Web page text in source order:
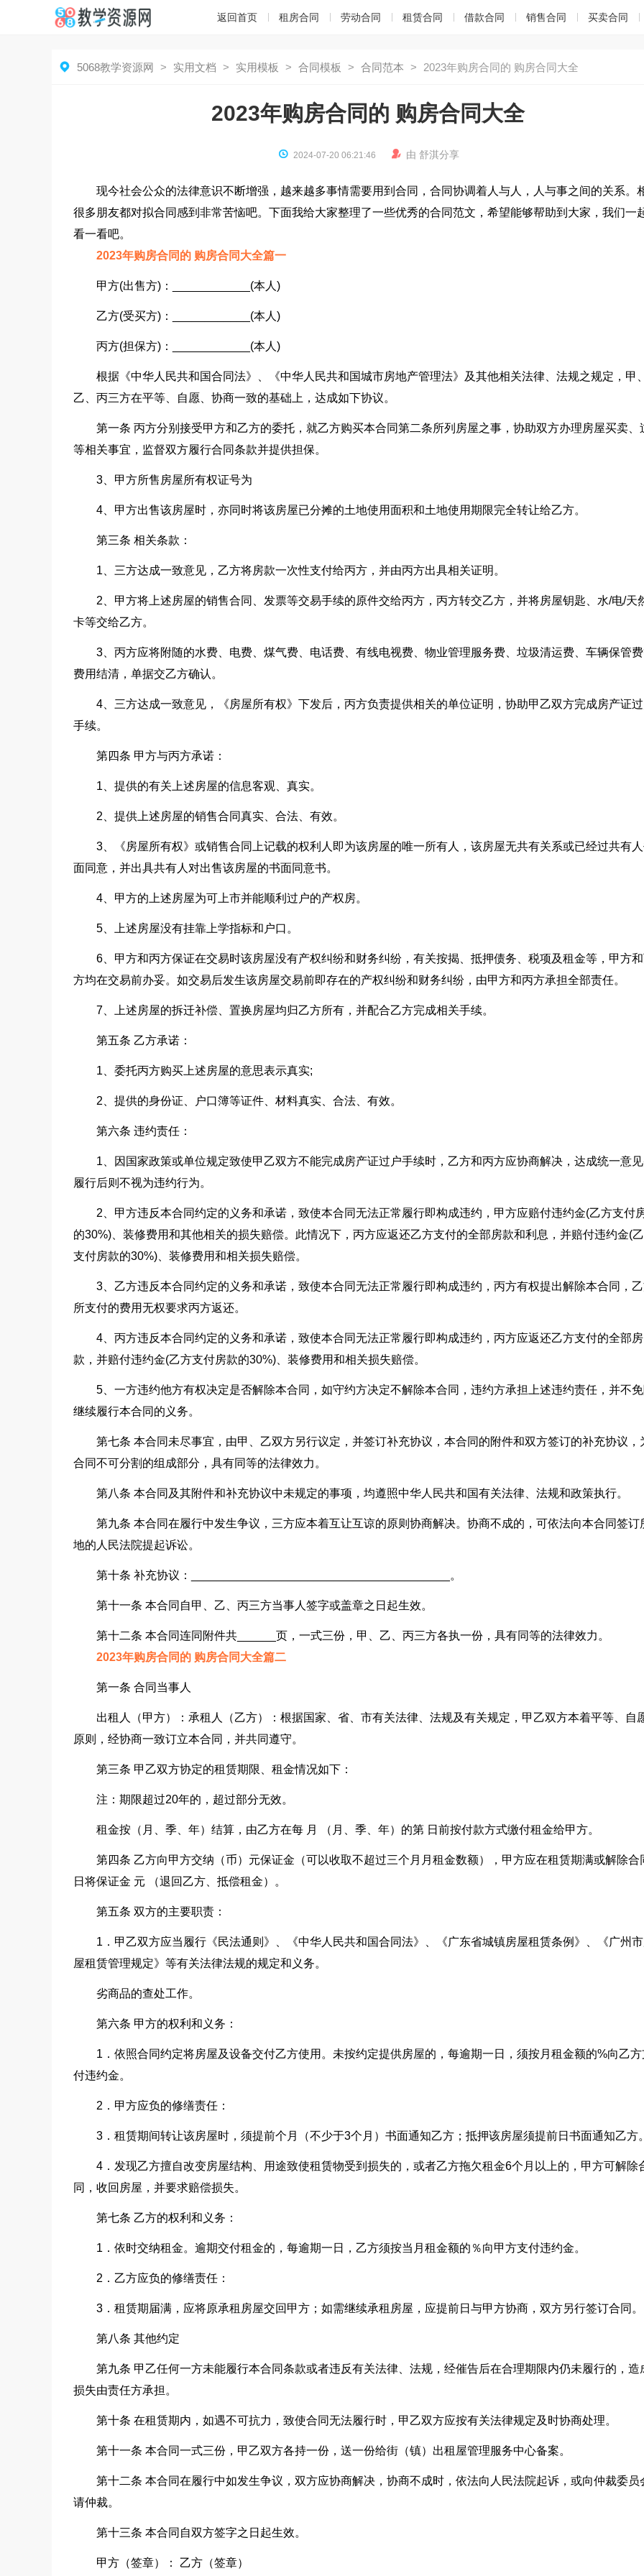
返回首页 租房合同 劳动合同 租赁合同 借款合同 销售合同 买卖合同
 5068教学资源网 > 实用文档 > 实用模板 > 合同模板 > 合同范本 > 2023年购房合同的 购房合同大全
2023年购房合同的 购房合同大全
 2024-07-20 06:21:46  由 舒淇分享
现今社会公众的法律意识不断增强，越来越多事情需要用到合同，合同协调着人与人，人与事之间的关系。
很多朋友都对拟合同感到非常苦恼吧。下面我给大家整理了一些优秀的合同范文，希望能够帮助到大家，我们一
看一看吧。
2023年购房合同的 购房合同大全篇一
甲方(出售方)：____________(本人)
乙方(受买方)：____________(本人)
丙方(担保方)：____________(本人)
根据《中华人民共和国合同法》、《中华人民共和国城市房地产管理法》及其他相关法律、法规之规定，甲、
乙、丙三方在平等、自愿、协商一致的基础上，达成如下协议。
第一条 丙方分别接受甲方和乙方的委托，就乙方购买本合同第二条所列房屋之事，协助双方办理房屋买卖、
等相关事宜，监督双方履行合同条款并提供担保。
3、甲方所售房屋所有权证号为
4、甲方出售该房屋时，亦同时将该房屋已分摊的土地使用面积和土地使用期限完全转让给乙方。
第三条 相关条款：
1、三方达成一致意见，乙方将房款一次性支付给丙方，并由丙方出具相关证明。
2、甲方将上述房屋的销售合同、发票等交易手续的原件交给丙方，丙方转交乙方，并将房屋钥匙、水/电/天
卡等交给乙方。
3、丙方应将附随的水费、电费、煤气费、电话费、有线电视费、物业管理服务费、垃圾清运费、车辆保管
费用结清，单据交乙方确认。
4、三方达成一致意见，《房屋所有权》下发后，丙方负责提供相关的单位证明，协助甲乙双方完成房产证
手续。
第四条 甲方与丙方承诺：
1、提供的有关上述房屋的信息客观、真实。
2、提供上述房屋的销售合同真实、合法、有效。
3、《房屋所有权》或销售合同上记载的权利人即为该房屋的唯一所有人，该房屋无共有关系或已经过共有
面同意，并出具共有人对出售该房屋的书面同意书。
4、甲方的上述房屋为可上市并能顺利过户的产权房。
5、上述房屋没有挂靠上学指标和户口。
6、甲方和丙方保证在交易时该房屋没有产权纠纷和财务纠纷，有关按揭、抵押债务、税项及租金等，甲方
方均在交易前办妥。如交易后发生该房屋交易前即存在的产权纠纷和财务纠纷，由甲方和丙方承担全部责任。
7、上述房屋的拆迁补偿、置换房屋均归乙方所有，并配合乙方完成相关手续。
第五条 乙方承诺：
1、委托丙方购买上述房屋的意思表示真实;
2、提供的身份证、户口簿等证件、材料真实、合法、有效。
第六条 违约责任：
1、因国家政策或单位规定致使甲乙双方不能完成房产证过户手续时，乙方和丙方应协商解决，达成统一意
履行后则不视为违约行为。
2、甲方违反本合同约定的义务和承诺，致使本合同无法正常履行即构成违约，甲方应赔付违约金(乙方支付
的30%)、装修费用和其他相关的损失赔偿。此情况下，丙方应返还乙方支付的全部房款和利息，并赔付违约金(
支付房款的30%)、装修费用和相关损失赔偿。
3、乙方违反本合同约定的义务和承诺，致使本合同无法正常履行即构成违约，丙方有权提出解除本合同，
所支付的费用无权要求丙方返还。
4、丙方违反本合同约定的义务和承诺，致使本合同无法正常履行即构成违约，丙方应返还乙方支付的全部房
款，并赔付违约金(乙方支付房款的30%)、装修费用和相关损失赔偿。
5、一方违约他方有权决定是否解除本合同，如守约方决定不解除本合同，违约方承担上述违约责任，并不
继续履行本合同的义务。
第七条 本合同未尽事宜，由甲、乙双方另行议定，并签订补充协议，本合同的附件和双方签订的补充协议，
合同不可分割的组成部分，具有同等的法律效力。
第八条 本合同及其附件和补充协议中未规定的事项，均遵照中华人民共和国有关法律、法规和政策执行。
第九条 本合同在履行中发生争议，三方应本着互让互谅的原则协商解决。协商不成的，可依法向本合同签订
地的人民法院提起诉讼。
第十条 补充协议：________________________________________。
第十一条 本合同自甲、乙、丙三方当事人签字或盖章之日起生效。
第十二条 本合同连同附件共______页，一式三份，甲、乙、丙三方各执一份，具有同等的法律效力。
2023年购房合同的 购房合同大全篇二
第一条 合同当事人
出租人（甲方）：承租人（乙方）：根据国家、省、市有关法律、法规及有关规定，甲乙双方本着平等、自
原则，经协商一致订立本合同，并共同遵守。
第三条 甲乙双方协定的租赁期限、租金情况如下：
注：期限超过20年的，超过部分无效。
租金按（月、季、年）结算，由乙方在每 月 （月、季、年）的第 日前按付款方式缴付租金给甲方。
第四条 乙方向甲方交纳（币）元保证金（可以收取不超过三个月月租金数额），甲方应在租赁期满或解除合
日将保证金 元 （退回乙方、抵偿租金）。
第五条 双方的主要职责：
1．甲乙双方应当履行《民法通则》、《中华人民共和国合同法》、《广东省城镇房屋租赁条例》、《广州
屋租赁管理规定》等有关法律法规的规定和义务。
劣商品的查处工作。
第六条 甲方的权利和义务：
1．依照合同约定将房屋及设备交付乙方使用。未按约定提供房屋的，每逾期一日，须按月租金额的%向乙方
付违约金。
2．甲方应负的修缮责任：
3．租赁期间转让该房屋时，须提前个月（不少于3个月）书面通知乙方；抵押该房屋须提前日书面通知乙方。
4．发现乙方擅自改变房屋结构、用途致使租赁物受到损失的，或者乙方拖欠租金6个月以上的，甲方可解除
同，收回房屋，并要求赔偿损失。
第七条 乙方的权利和义务：
1．依时交纳租金。逾期交付租金的，每逾期一日，乙方须按当月租金额的％向甲方支付违约金。
2．乙方应负的修缮责任：
3．租赁期届满，应将原承租房屋交回甲方；如需继续承租房屋，应提前日与甲方协商，双方另行签订合同。
第八条 其他约定
第九条 甲乙任何一方未能履行本合同条款或者违反有关法律、法规，经催告后在合理期限内仍未履行的，造
损失由责任方承担。
第十条 在租赁期内，如遇不可抗力，致使合同无法履行时，甲乙双方应按有关法律规定及时协商处理。
第十一条 本合同一式三份，甲乙双方各持一份，送一份给街（镇）出租屋管理服务中心备案。
第十二条 本合同在履行中如发生争议，双方应协商解决，协商不成时，依法向人民法院起诉，或向仲裁委员
请仲裁。
第十三条 本合同自双方签字之日起生效。
甲方（签章）： 乙方（签章）